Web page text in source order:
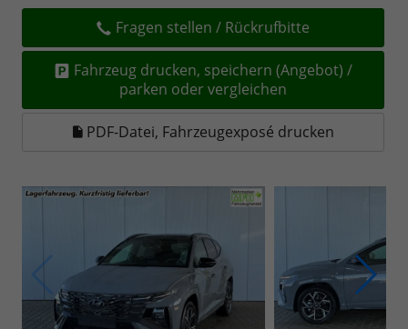
Fragen stellen / Rückrufbitte
Fahrzeug drucken, speichern (Angebot) /
parken oder vergleichen
PDF-Datei, Fahrzeugexposé drucken